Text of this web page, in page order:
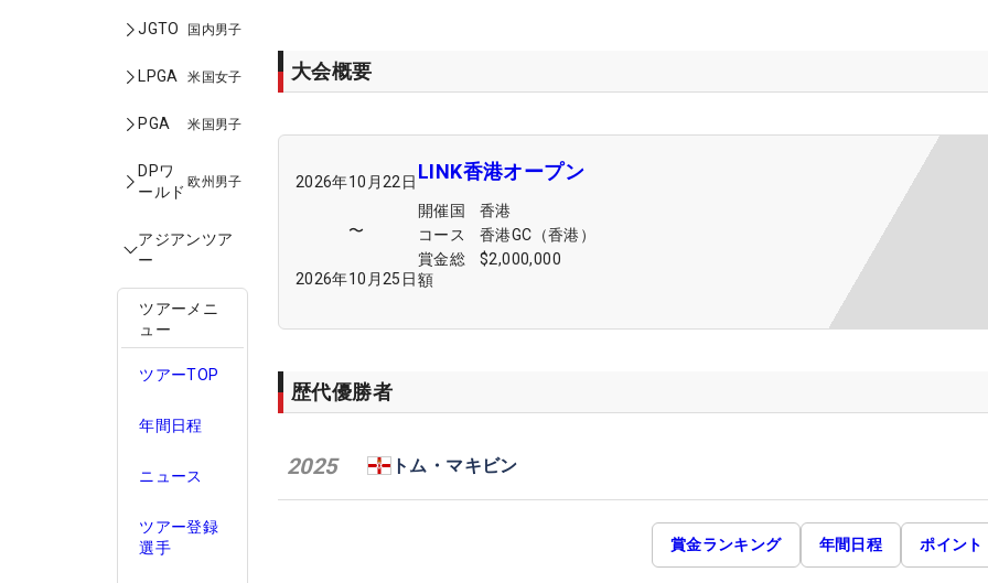
JGTO 国内男子
LPGA 米国女子
PGA 米国男子
DPワ
ールド
欧州男子
アジアンツア
ー
ツアーメニ
ュー
ツアーTOP
年間日程
ニュース
ツアー登録
選手
大会概要
2026年10月22日
〜
2026年10月25日
LINK香港オープン
開催国
香港
コース
香港GC（香港）
賞金総
額
$2,000,000
歴代優勝者
2025 トム・マキビン
賞金ランキング 年間日程 ポイント